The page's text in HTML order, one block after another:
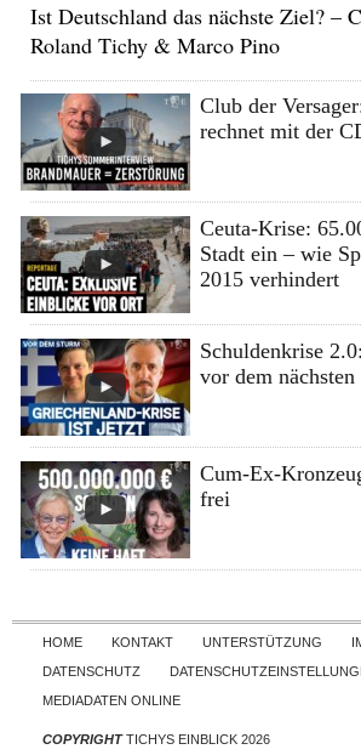
Ist Deutschland das nächste Ziel? –
Roland Tichy & Marco Pino
Club der
rechnet mit der
Ceuta-Krise:
Stadt ein – wie
2015 verhindert
Schuldenkrise
vor dem
Cum-Ex-
frei
Skip to
HOME KONTAKT UNTERSTÜTZUNG
DATENSCHUTZ
MEDIADATEN ONLINE
COPYRIGHTTICHYS EINBLICK 2026